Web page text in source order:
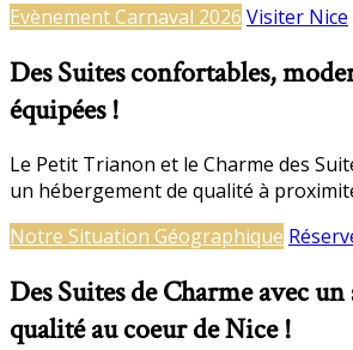
Evènement Carnaval 2026 Visiter Nice
Des Suites confortables,
équipées !
Le Petit Trianon et le Charme des
un hébergement de qualité à
Notre Situation Géographique
Des Suites de Charme avec
qualité au coeur de Nice !